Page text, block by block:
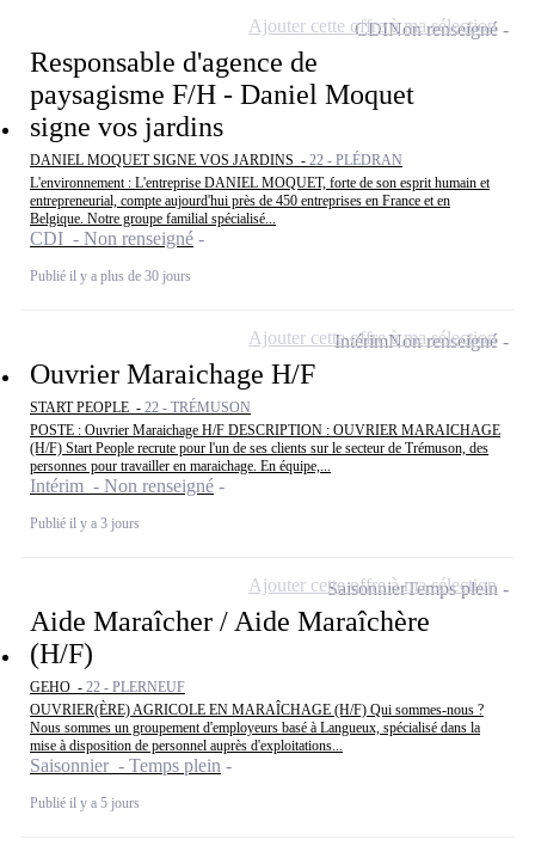
Responsable d'agence de
paysagisme F/H - Daniel Moquet
signe vos jardins
DANIEL MOQUET SIGNE VOS JARDINS - 22 - PLÉDRAN
L'environnement : L'entreprise DANIEL MOQUET, forte de son esprit humain et
entrepreneurial, compte aujourd'hui près de 450 entreprises en France et en
Belgique. Notre groupe familial spécialisé...
CDI - Non renseigné
Publié il y a plus de 30 jours
CDINon renseigné
Ajouter cette offre à ma sélection
Ouvrier Maraichage H/F
START PEOPLE - 22 - TRÉMUSON
POSTE : Ouvrier Maraichage H/F DESCRIPTION : OUVRIER MARAICHAGE
(H/F) Start People recrute pour l'un de ses clients sur le secteur de Trémuson, des
personnes pour travailler en maraichage. En équipe,...
Intérim - Non renseigné
Publié il y a 3 jours
IntérimNon renseigné
Ajouter cette offre à ma sélection
Aide Maraîcher / Aide Maraîchère
(H/F)
GEHO - 22 - PLERNEUF
OUVRIER(ÈRE) AGRICOLE EN MARAÎCHAGE (H/F) Qui sommes-nous ?
Nous sommes un groupement d'employeurs basé à Langueux, spécialisé dans la
mise à disposition de personnel auprès d'exploitations...
Saisonnier - Temps plein
Publié il y a 5 jours
SaisonnierTemps plein
Ajouter cette offre à ma sélection